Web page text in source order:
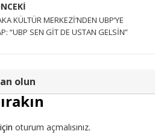
KÜLTÜR MERKEZİ’NDEN UBP’YE
“UBP SEN GİT DE USTAN GELSİN”
olun
oturum açmalısınız.